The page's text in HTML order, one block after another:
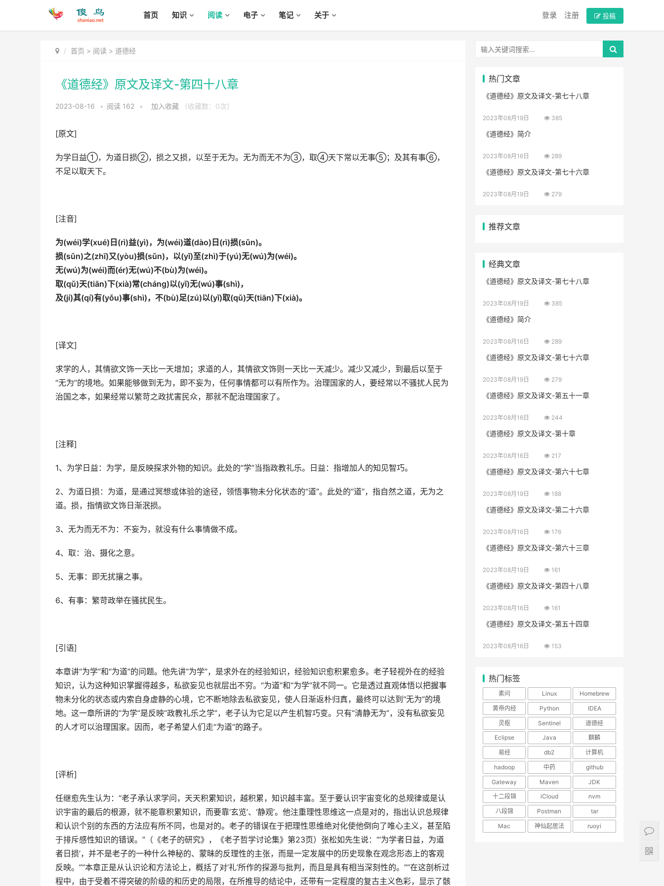
首页 知识 阅读 电子 笔记 关于 登录 注册 投稿
首页 > 阅读 > 道德经
《道德经》原文及译文-第四十八章
2023-08-16 • 阅读 162 • 加入收藏 （收藏数： 0次）
[原文]
为学日益①，为道日损②，损之又损，以至于无为。无为而无不为③，取④天下常以无事⑤；及其有事⑥，
不足以取天下。
[注音]
为(wéi)学(xué) 日 (rì)益(yì)，为(wéi)道(dào) 日 (rì)损(sǔn)。
损(sǔn)之(zhī)又(yòu)损(sǔn)，以(yǐ)至(zhì)于(yú)无(wú)为(wéi)。
无(wú)为(wéi)而(ér)无(wú)不(bù)为(wéi)。
取(qǔ)天(tiān)下(xià)常(cháng)以(yǐ)无(wú)事(shì)，
及(jí)其(qí)有(yǒu)事(shì)，不(bù)足(zú)以(yǐ)取(qǔ)天(tiān)下(xià)。
[译文]
求学的人，其情欲文饰一天比一天增加；求道的人，其情欲文饰则一天比一天减少。减少又减少，到最后以至于
“无为”的境地。如果能够做到无为，即不妄为，任何事情都可以有所作为。治理国家的人，要经常以不骚扰人民为
治国之本，如果经常以繁苛之政扰害民众，那就不配治理国家了。
[注释]
1、为学日益：为学，是反映探求外物的知识。此处的“学”当指政教礼乐。日益：指增加人的知见智巧。
2、为道日损：为道，是通过冥想或体验的途径，领悟事物未分化状态的“道”。此处的“道”，指自然之道，无为之
道。损，指情欲文饰日渐泯损。
3、无为而无不为：不妄为，就没有什么事情做不成。
4、取：治、摄化之意。
5、无事：即无扰攘之事。
6、有事：繁苛政举在骚扰民生。
[引语]
本章讲“为学”和“为道”的问题。他先讲“为学”，是求外在的经验知识，经验知识愈积累愈多。老子轻视外在的经验
知识，认为这种知识掌握得越多，私欲妄见也就层出不穷。“为道”和“为学”就不同一。它是透过直观体悟以把握事
物未分化的状态或内索自身虚静的心境，它不断地除去私欲妄见，使人日渐返朴归真，最终可以达到“无为”的境
地。这一章所讲的“为学”是反映“政教礼乐之学”，老子认为它足以产生机智巧变。只有“清静无为”，没有私欲妄见
的人才可以治理国家。因而，老子希望人们走“为道”的路子。
[评析]
任继愈先生认为：“老子承认求学问，天天积累知识，越积累，知识越丰富。至于要认识宇宙变化的总规律或是认
识宇宙的最后的根源，就不能靠积累知识，而要靠‘玄览’、‘静观’。他注重理性思维这一点是对的，指出认识总规律
和认识个别的东西的方法应有所不同，也是对的。老子的错误在于把理性思维绝对化使他倒向了唯心主义，甚至陷
于排斥感性知识的错误。”（《老子的研究》，《老子哲学讨论集》第23页）张松如先生说：“‘为学者日益，为道
者日损’，并不是老子的一种什么神秘的、蒙昧的反理性的主张，而是一定发展中的历史现象在观念形态上的客观
反映。”“本章正是从认识论和方法论上，概括了对‘礼’所作的探源与批判，而且是具有相当深刻性的。”“在这剖析过
程中，由于受着不得突破的阶级的和历史的局限，在所推导的结论中，还带有一定程度的复古主义色彩，显示了骸
热门文章
《道德经》原文及译文-第七十八章
2023年08月19日 385
《道德经》简介
2023年08月16日 289
《道德经》原文及译文-第七十六章
2023年08月19日 279
推荐文章
经典文章
《道德经》原文及译文-第七十八章
2023年08月19日 385
《道德经》简介
2023年08月16日 289
《道德经》原文及译文-第七十六章
2023年08月19日 279
《道德经》原文及译文-第五十一章
2023年08月16日 244
《道德经》原文及译文-第十章
2023年08月16日 217
《道德经》原文及译文-第六十七章
2023年08月19日 188
《道德经》原文及译文-第二十六章
2023年08月16日 176
《道德经》原文及译文-第六十三章
2023年08月19日 161
《道德经》原文及译文-第四十八章
2023年08月16日 161
《道德经》原文及译文-第五十四章
2023年08月16日 153
热门标签
素问 Linux
Homebrew
黄帝内经
Python
IDEA
灵枢
Sentinel
道德经
Eclipse
Java
麒麟
易经
db2
计算机
hadoop
中药
github
Gateway
Maven
JDK
十二段锦
iCloud
nvm
八段锦
Postman
tar
Mac
神仙起居法 ruoyi